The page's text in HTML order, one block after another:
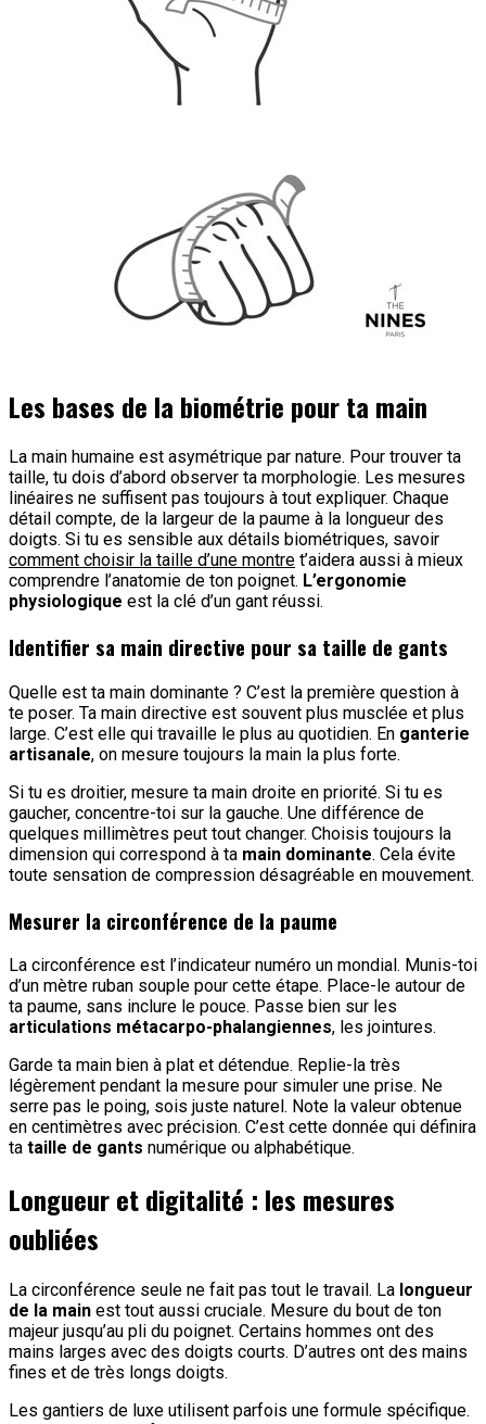
Les bases de la biométrie pour ta main
La main humaine est asymétrique par nature. Pour trouver ta
taille, tu dois d’abord observer ta morphologie. Les mesures
linéaires ne suffisent pas toujours à tout expliquer. Chaque
détail compte, de la largeur de la paume à la longueur des
doigts. Si tu es sensible aux détails biométriques, savoir
comment choisir la taille d’une montre t’aidera aussi à mieux
comprendre l’anatomie de ton poignet. L’ergonomie
physiologique est la clé d’un gant réussi.
Identifier sa main directive pour sa taille de gants
Quelle est ta main dominante ? C’est la première question à
te poser. Ta main directive est souvent plus musclée et plus
large. C’est elle qui travaille le plus au quotidien. En ganterie
artisanale, on mesure toujours la main la plus forte.
Si tu es droitier, mesure ta main droite en priorité. Si tu es
gaucher, concentre-toi sur la gauche. Une différence de
quelques millimètres peut tout changer. Choisis toujours la
dimension qui correspond à ta main dominante. Cela évite
toute sensation de compression désagréable en mouvement.
Mesurer la circonférence de la paume
La circonférence est l’indicateur numéro un mondial. Munis-toi
d’un mètre ruban souple pour cette étape. Place-le autour de
ta paume, sans inclure le pouce. Passe bien sur les
articulations métacarpo-phalangiennes, les jointures.
Garde ta main bien à plat et détendue. Replie-la très
légèrement pendant la mesure pour simuler une prise. Ne
serre pas le poing, sois juste naturel. Note la valeur obtenue
en centimètres avec précision. C’est cette donnée qui définira
ta taille de gants numérique ou alphabétique.
Longueur et digitalité : les mesures
oubliées
La circonférence seule ne fait pas tout le travail. La longueur
de la main est tout aussi cruciale. Mesure du bout de ton
majeur jusqu’au pli du poignet. Certains hommes ont des
mains larges avec des doigts courts. D’autres ont des mains
fines et de très longs doigts.
Les gantiers de luxe utilisent parfois une formule spécifique.